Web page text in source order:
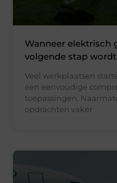
Wanneer elektrisch
volgende stap
Veel werkplaatsen
een eenvoudige
toepassingen.
opdrachten vaker